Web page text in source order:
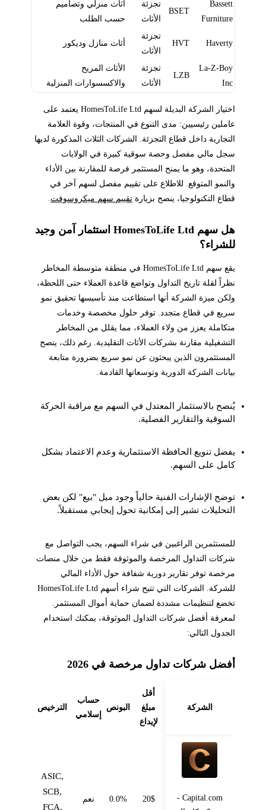
Bassett
Furniture
BSET
تجزئة
الأثاث
أثاث منزلي وتصاميم
حسب الطلب
Haverty
HVT
تجزئة
الأثاث
أثاث منازل وديكور
La-Z-Boy
Inc
LZB
تجزئة
الأثاث
الأثاث المريح
والاكسسوارات المنزلية
اختيار الشركة البديلة لسهم HomesToLife Ltd يعتمد على
عاملين رئيسيين: مدى التنوع في المنتجات، وقوة العلامة
التجارية داخل قطاع التجزئة. الشركات الثلاث المذكورة لديها
سجل مالي مفصل وحصة سوقية كبيرة في الولايات
المتحدة، وهو ما يمنح المستثمر فرصة للمقارنة بين الأداء
والنمو المتوقع. للاطلاع على تقييم مفصل لسهم آخر في
قطاع التكنولوجيا، ينصح بزيارة تقييم سهم ميكروسوفت.
هل سهم HomesToLife Ltd استثمار آمن وجيد
للشراء؟
يقع سهم HomesToLife Ltd في منطقة متوسطة المخاطر
نظراً لقلة تاريخ التداول وتواضع قاعدة العملاء حتى اللحظة،
ولكن ميزة الشركة أنها استطاعت منذ تأسيسها تحقيق نمو
سريع في قطاع متجدد. توفر حلول مخصصة وخدمات
متكاملة يعزز من ولاء العملاء، مما يقلل من المخاطر
التشغيلية مقارنة بشركات الأثاث التقليدية. رغم ذلك، ينصح
المستثمرون الذين يبحثون عن نمو سريع بضرورة متابعة
بيانات الشركة الدورية وتوسعاتها القادمة.
يُنصح بالاستثمار المعتدل في السهم مع مراقبة الحركة
السوقية والتقارير الفصلية.
يفضل تنويع الحافظة الاستثمارية وعدم الاعتماد بشكل
كامل على السهم.
توضح الإشارات الفنية حالياً وجود ميل "بيع" لكن بعض
التحليلات تشير إلى إمكانية تحول إيجابي مستقبلاً.
للمستثمرين الراغبين في شراء السهم، يجب التواصل مع
شركات التداول المرخصة والموثوقة فقط من خلال منصات
مرخصة توفر تقارير دورية شفافة حول الأداء المالي
للشركة. الشركات التي تتيح شراء أسهم HomesToLife Ltd
تخضع لتنظيمات مشددة لضمان حماية أموال المستثمر.
لمعرفة أفضل شركات التداول الموثوقة، يمكنك استخدام
الجدول التالي:
أفضل شركات تداول مرخصة في 2026
الشركة
أقل
مبلغ
لإيداع
البونص
حساب
إسلامي
الترخيص
Capital.com -
20$
0.0% نعم
ASIC,
SCB,
FCA,